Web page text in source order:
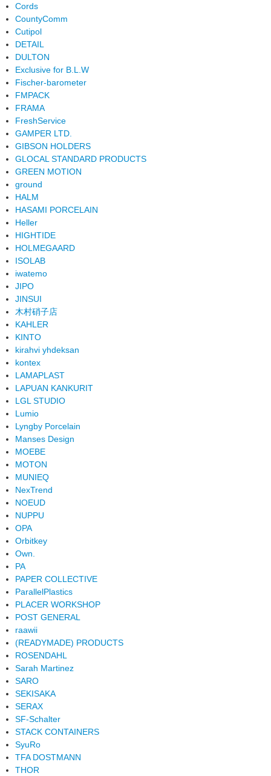
Cords
CountyComm
Cutipol
DETAIL
DULTON
Exclusive for B.L.W
Fischer-barometer
FMPACK
FRAMA
FreshService
GAMPER LTD.
GIBSON HOLDERS
GLOCAL STANDARD PRODUCTS
GREEN MOTION
ground
HALM
HASAMI PORCELAIN
Heller
HIGHTIDE
HOLMEGAARD
ISOLAB
iwatemo
JIPO
JINSUI
木村硝子店
KAHLER
KINTO
kirahvi yhdeksan
kontex
LAMAPLAST
LAPUAN KANKURIT
LGL STUDIO
Lumio
Lyngby Porcelain
Manses Design
MOEBE
MOTON
MUNIEQ
NexTrend
NOEUD
NUPPU
OPA
Orbitkey
Own.
PA
PAPER COLLECTIVE
ParallelPlastics
PLACER WORKSHOP
POST GENERAL
raawii
(READYMADE) PRODUCTS
ROSENDAHL
Sarah Martinez
SARO
SEKISAKA
SERAX
SF-Schalter
STACK CONTAINERS
SyuRo
TFA DOSTMANN
THOR